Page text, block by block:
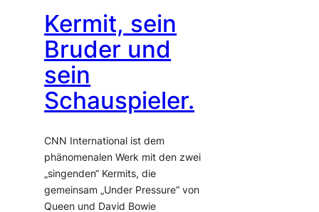
Kermit, sein
Bruder und
sein
Schauspieler.
CNN International ist dem
phänomenalen Werk mit den zwei
„singenden“ Kermits, die
gemeinsam „Under Pressure“ von
Queen und David Bowie